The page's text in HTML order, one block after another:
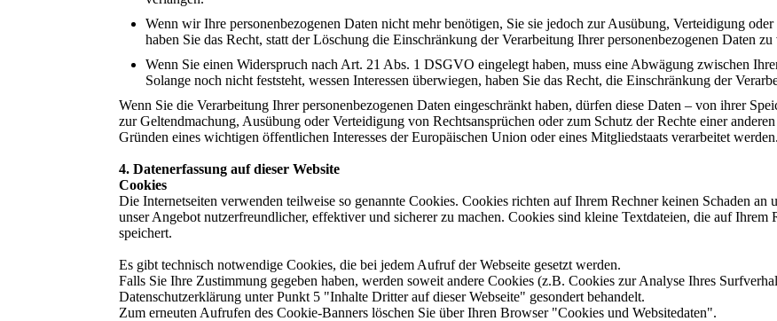
Wenn wir Ihre personenbezogenen Daten nicht mehr benötigen, Sie sie jedoch zur Ausübung, Verteidigung
haben Sie das Recht, statt der Löschung die Einschränkung der Verarbeitung Ihrer personenbezogenen Daten zu
Wenn Sie einen Widerspruch nach Art. 21 Abs. 1 DSGVO eingelegt haben, muss eine Abwägung zwischen
Solange noch nicht feststeht, wessen Interessen überwiegen, haben Sie das Recht, die Einschränkung der
Wenn Sie die Verarbeitung Ihrer personenbezogenen Daten eingeschränkt haben, dürfen diese Daten – von ihrer
zur Geltendmachung, Ausübung oder Verteidigung von Rechtsansprüchen oder zum Schutz der Rechte einer
Gründen eines wichtigen öffentlichen Interesses der Europäischen Union oder eines Mitgliedstaats verarbeitet werden.
4. Datenerfassung auf dieser Website
Cookies
Die Internetseiten verwenden teilweise so genannte Cookies. Cookies richten auf Ihrem Rechner keinen Schaden an
unser Angebot nutzerfreundlicher, effektiver und sicherer zu machen. Cookies sind kleine Textdateien, die auf
speichert.
Es gibt technisch notwendige Cookies, die bei jedem Aufruf der Webseite gesetzt werden.
Falls Sie Ihre Zustimmung gegeben haben, werden soweit andere Cookies (z.B. Cookies zur Analyse Ihres
Datenschutzerklärung unter Punkt 5 "Inhalte Dritter auf dieser Webseite" gesondert behandelt.
Zum erneuten Aufrufen des Cookie-Banners löschen Sie über Ihren Browser "Cookies und Websitedaten".